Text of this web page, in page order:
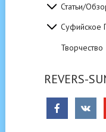
Статьи/
Суфийское
Творчество
REVERS-